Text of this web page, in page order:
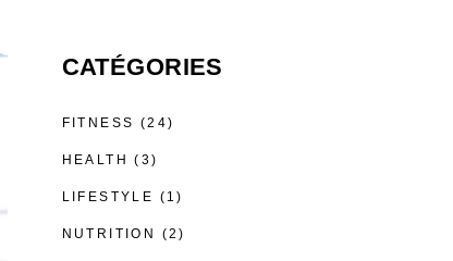
CATÉGORIES
FITNESS (24)
HEALTH (3)
LIFESTYLE (1)
NUTRITION (2)